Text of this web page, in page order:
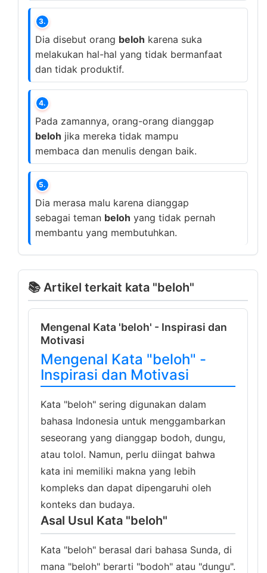
3.
Dia disebut orang beloh karena suka
melakukan hal-hal yang tidak bermanfaat
dan tidak produktif.
4.
Pada zamannya, orang-orang dianggap
beloh jika mereka tidak mampu
membaca dan menulis dengan baik.
5.
Dia merasa malu karena dianggap
sebagai teman beloh yang tidak pernah
membantu yang membutuhkan.
📚 Artikel terkait kata "beloh"
Mengenal Kata 'beloh' - Inspirasi dan
Motivasi
Mengenal Kata "beloh" -
Inspirasi dan Motivasi
Kata "beloh" sering digunakan dalam
bahasa Indonesia untuk menggambarkan
seseorang yang dianggap bodoh, dungu,
atau tolol. Namun, perlu diingat bahwa
kata ini memiliki makna yang lebih
kompleks dan dapat dipengaruhi oleh
konteks dan budaya.
Asal Usul Kata "beloh"
Kata "beloh" berasal dari bahasa Sunda, di
mana "beloh" berarti "bodoh" atau "dungu".